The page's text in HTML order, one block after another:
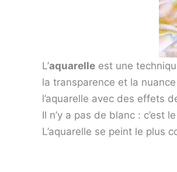
L’aquarelle est une
la transparence et la
l’aquarelle avec des effets
Il n’y a pas de blanc : c’est
L’aquarelle se peint le plus